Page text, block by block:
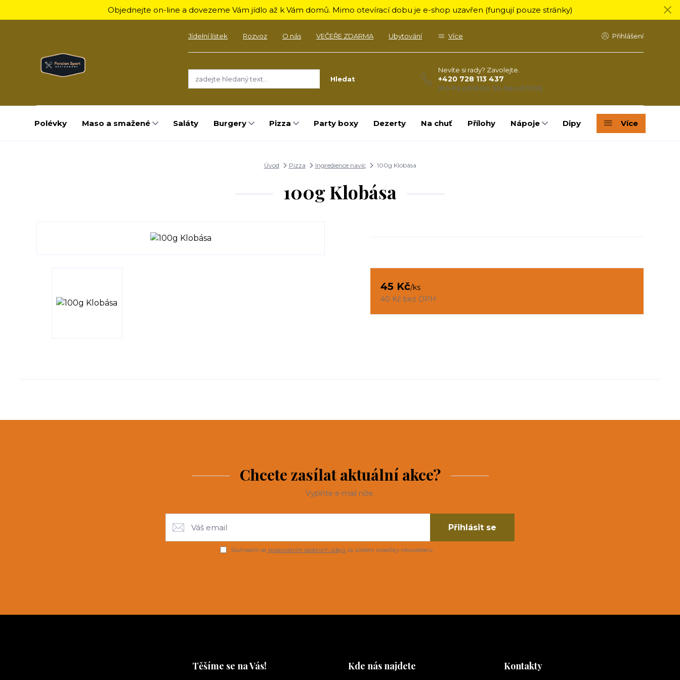
Objednejte on-line a dovezeme Vám jídlo až k Vám domů. Mimo otevírací dobu je e-shop uzavřen (fungují pouze stránky)
Jídelní lístek Rozvoz O nás VEČEŘE ZDARMA Ubytování Více Přihlášení
Hledat
Nevíte si rady? Zavolejte.
+420 728 113 437
(Po-Pá od 16:00, So-Ne od 11:00)
Polévky Maso a smažené Saláty Burgery Pizza Party boxy Dezerty Na chuť Přílohy Nápoje Dipy Více
Úvod Pizza Ingredience navíc 100g Klobása
100g Klobása
45 Kč/ks
40 Kč bez DPH
Chcete zasílat aktuální akce?
Vyplňte e-mail níže.
Přihlásit se
Souhlasím se zpracováním osobních údajůza účelem rozesílky newsletteru.
Těšíme se na Vás! Kde nás najdete Kontakty